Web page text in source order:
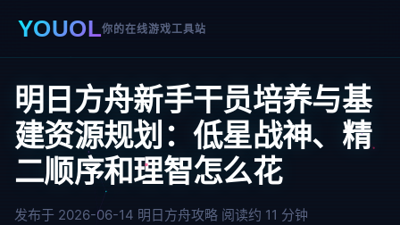
YOUOL你的在线游戏工具站
明日方舟新手干员培养与基
建资源规划：低星战神、精
二顺序和理智怎么花
发布于 2026-06-14 明日方舟攻略 阅读约 11 分钟